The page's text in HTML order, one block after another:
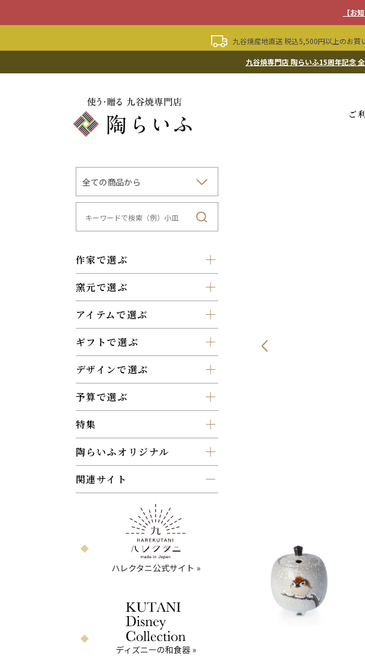
【お
九谷焼産地直送 税込5,500円以上のお買
九谷焼専門店 陶らいふ15周年記念
ご
作家で選ぶ
窯元で選ぶ
アイテムで選ぶ
ギフトで選ぶ
デザインで選ぶ
予算で選ぶ
特集
陶らいふオリジナル
関連サイト
ハレクタニ公式サイト »
ディズニーの和食器 »